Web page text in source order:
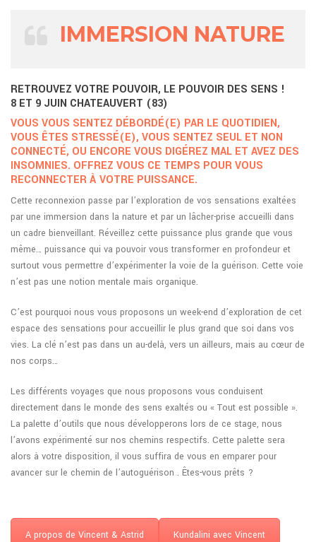
IMMERSION NATURE
RETROUVEZ VOTRE POUVOIR, LE POUVOIR DES SENS !
8 ET 9 JUIN CHATEAUVERT (83)
VOUS VOUS SENTEZ DÉBORDÉ(E) PAR LE QUOTIDIEN,
VOUS ÊTES STRESSÉ(E), VOUS SENTEZ SEUL ET NON
CONNECTÉ, OU ENCORE VOUS DIGÉREZ MAL ET AVEZ DES
INSOMNIES. OFFREZ VOUS CE TEMPS POUR VOUS
RECONNECTER À VOTRE PUISSANCE.
Cette reconnexion passe par l’exploration de vos sensations exaltées
par une immersion dans la nature et par un lâcher-prise accueilli dans
un cadre bienveillant. Réveillez cette puissance plus grande que vous
même… puissance qui va pouvoir vous transformer en profondeur et
surtout vous permettre d’expérimenter la voie de la guérison. Cette voie
n’est pas une notion mentale mais organique.
C’est pourquoi nous vous proposons un week-end d’exploration de cet
espace des sensations pour accueillir le plus grand que soi dans vos
vies. La clé n’est pas dans un au-delà, vers un ailleurs, mais au cœur de
nos corps…
Les différents voyages que nous proposons vous conduisent
directement dans le monde des sens exaltés ou « Tout est possible ».
La palette d’outils que nous développerons lors de ce stage, nous
l’avons expérimenté sur nos chemins respectifs. Cette palette sera
alors à votre disposition, il vous suffira de vous en emparer pour
avancer sur le chemin de l’autoguérison . Êtes-vous prêts ?
A propos de Vincent & Astrid Kundalini avec Vincent